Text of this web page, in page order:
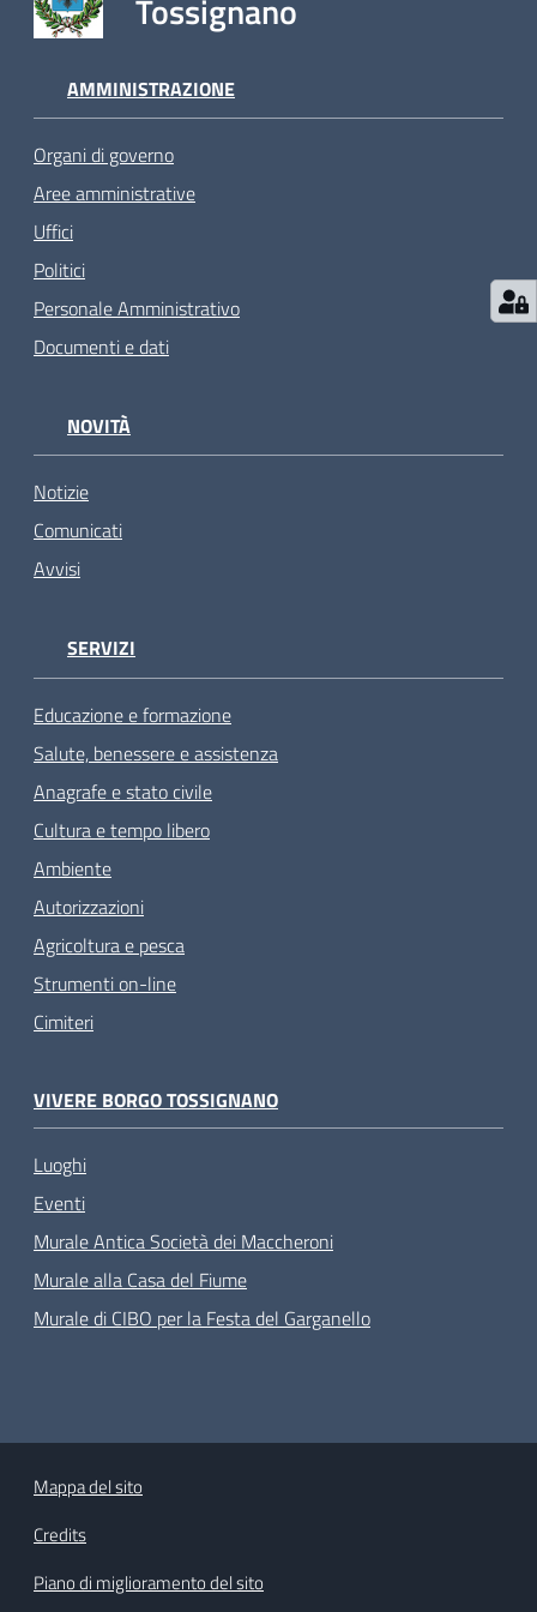
Tossignano
AMMINISTRAZIONE
Organi di governo
Aree amministrative
Uffici
Politici
Personale Amministrativo
Documenti e dati
NOVITÀ
Notizie
Comunicati
Avvisi
SERVIZI
Educazione e formazione
Salute, benessere e assistenza
Anagrafe e stato civile
Cultura e tempo libero
Ambiente
Autorizzazioni
Agricoltura e pesca
Strumenti on-line
Cimiteri
VIVERE BORGO TOSSIGNANO
Luoghi
Eventi
Murale Antica Società dei Maccheroni
Murale alla Casa del Fiume
Murale di CIBO per la Festa del Garganello
Mappa del sito
Credits
Piano di miglioramento del sito